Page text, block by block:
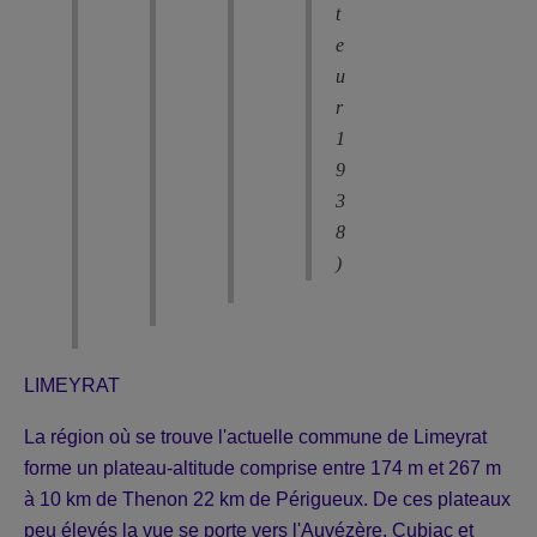
t
e
u
r
1
9
3
8
)
LIMEYRAT
La région où se trouve l'actuelle commune de Limeyrat
forme un plateau-altitude comprise entre 174 m et 267 m
à 10 km de Thenon 22 km de Périgueux. De ces plateaux
peu élevés la vue se porte vers l'Auvézère, Cubjac et